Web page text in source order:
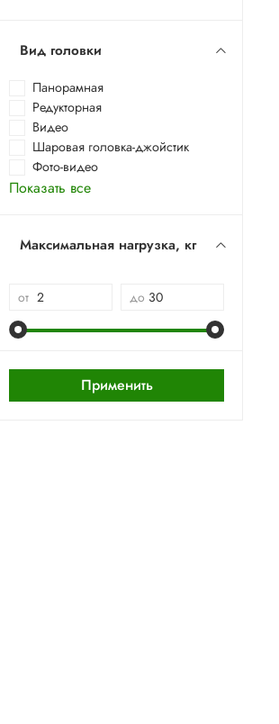
Вид головки
Панорамная
Редукторная
Видео
Шаровая головка-джойстик
Фото-видео
Показать все
Максимальная нагрузка, кг
от до
Применить